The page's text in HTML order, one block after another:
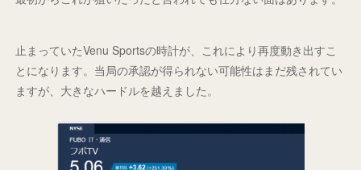
止まっていたVenu Sportsの時計が、これにより再度動き出すこ
とになります。当局の承認が得られない可能性はまだ残されてい
ますが、大きなハードルを越えました。